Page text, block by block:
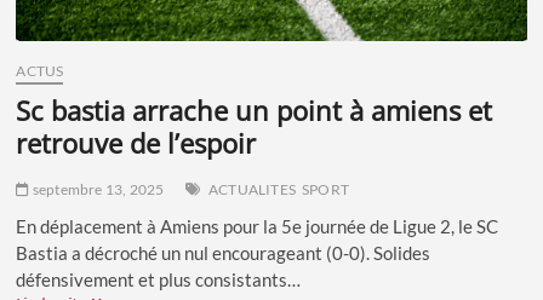
ACTUS
sc bastia arrache un point à amiens et
retrouve de l’espoir
septembre 13, 2025 ACTUALITES SPORT
En déplacement à Amiens pour la 5e journée de Ligue 2, le SC
Bastia a décroché un nul encourageant (0-0). Solides
défensivement et plus consistants…